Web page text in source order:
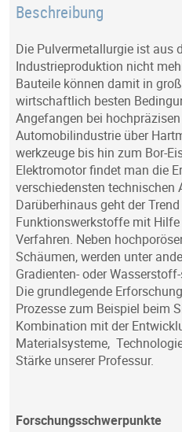
Beschreibung
Die Pulvermetallurgie ist aus
Industrieproduktion nicht
Bauteile können damit in
wirtschaftlich besten
Angefangen bei
Automobilindustrie über
werkzeuge bis hin zum Bor-
Elektromotor findet man die
verschiedensten technischen
Darüberhinaus geht der
Funktionswerkstoffe mit
Verfahren. Neben
Schäumen, werden unter
Gradienten- oder
Die grundlegende
Prozesse zum Beispiel beim
Kombination mit der
Materialsysteme,
Stärke unserer Professur.
Forschungsschwerpunkte